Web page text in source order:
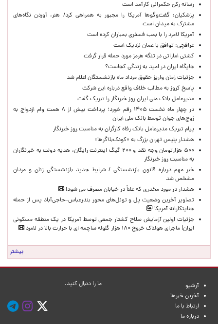
رسانه رکن حکمرانی کارآمد است
پزشکیان: گفت‌وگوها آمریکا را مجبور به همراهی کرد/ هنر، آوردن نگاه‌های
مشترک به میدان است
آمریکا لامرد را با بمب فسفری بمباران کرده است
عراقچی: توافق با عمان نزدیک است
کشتی اماراتی در تنگه هرمز مورد حمله قرار گرفت
جایگاه ایران در امید به زندگی کجاست؟
جزئیات زمان واریز حقوق مرداد ماه بازنشستگان اعلام شد
پاسخ کروز به مطالب خلاف واقع درباره این شرکت
مدیرعامل بانک ملی ایران روز خبرنگار را تبریک گفت
در چهار ماه نخست ۱۴۰۵ رقم خورد؛ پرداخت بیش از ۸ همت وام ازدواج به
زوج‌های جوان توسط بانک ملی ایران
پیام تبریک مدیرعامل بانک رفاه کارگران به مناسبت روز خبرنگار
هشدار پلیس تهران بزرگ به «کودک‌بلاگرها»
۵۰۰ هزارتومان وجه نقد و ۲۰۰ گیگ اینترنت رایگان، هدیه دولت به خبرنگاران
به مناسبت روز خبرنگار
خبر مهم درباره قانون بازنشستگی / شرایط جدید بازنشستگی زنان و مردان
مشخص شد
هشدار در مورد مخدری که علناً در خیابان مصرف می شود!
تصاویر آخرین وضعیت پل و تونل‌های محور بندرعباس–حاجی‌آباد پس از حمله
جنایتکارانه آمریکا
جزئیات اولین آزمایش سلاح کشتار جمعی توسط آمریکا در یک منطقه مسکونی
ایران| ماجرای هولناک خروج ۱۸۰ هزار گلوله ساچمه ای با حرارت بالا در لامرد
بیشتر
آرشیو
آخرین خبرها
ارتباط با ما
درباره ما
ما را دنبال کنید.